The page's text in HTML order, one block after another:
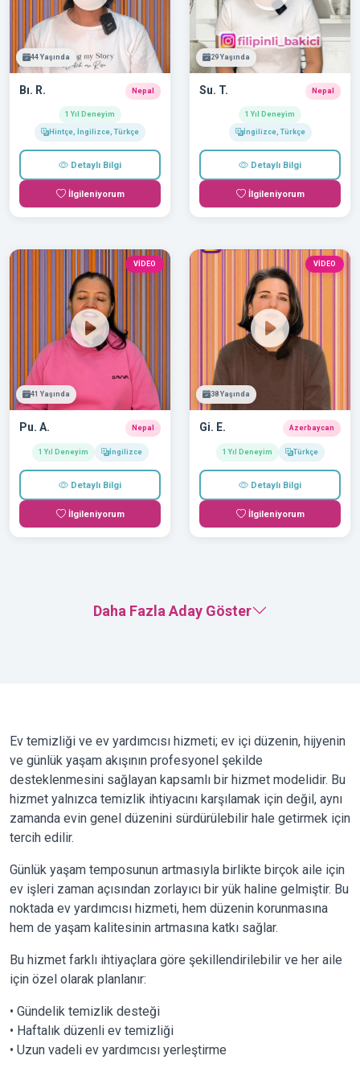
44 Yaşında
Bı. R. Nepal
1 Yıl Deneyim
Hintçe, İngilizce, Türkçe
Detaylı Bilgi
İlgileniyorum
29 Yaşında
Su. T. Nepal
1 Yıl Deneyim
İngilizce, Türkçe
Detaylı Bilgi
İlgileniyorum
VİDEO
41 Yaşında
Pu. A. Nepal
1 Yıl Deneyim İngilizce
Detaylı Bilgi
İlgileniyorum
VİDEO
38 Yaşında
Gi. E. Azerbaycan
1 Yıl Deneyim Türkçe
Detaylı Bilgi
İlgileniyorum
Daha Fazla Aday Göster
Ev temizliği ve ev yardımcısı hizmeti; ev içi düzenin, hijyenin
ve günlük yaşam akışının profesyonel şekilde
desteklenmesini sağlayan kapsamlı bir hizmet modelidir. Bu
hizmet yalnızca temizlik ihtiyacını karşılamak için değil, aynı
zamanda evin genel düzenini sürdürülebilir hale getirmek için
tercih edilir.
Günlük yaşam temposunun artmasıyla birlikte birçok aile için
ev işleri zaman açısından zorlayıcı bir yük haline gelmiştir. Bu
noktada ev yardımcısı hizmeti, hem düzenin korunmasına
hem de yaşam kalitesinin artmasına katkı sağlar.
Bu hizmet farklı ihtiyaçlara göre şekillendirilebilir ve her aile
için özel olarak planlanır:
• Gündelik temizlik desteği
• Haftalık düzenli ev temizliği
• Uzun vadeli ev yardımcısı yerleştirme